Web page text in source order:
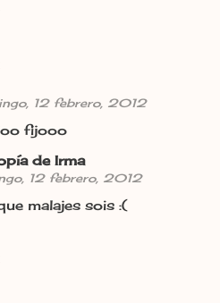
12 febrero, 2012
fijooo
de Irma
12 febrero, 2012
malajes sois :(